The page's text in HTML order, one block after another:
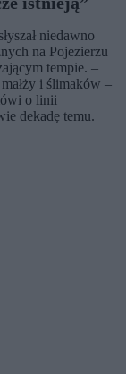
niedawno
na Pojezierzu
tempie. –
i ślimaków –
o linii
dekadę temu.